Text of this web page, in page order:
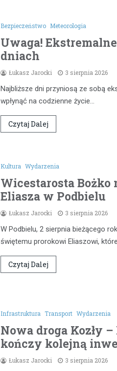
Bezpieczeństwo Meteorologia
Uwaga!
dniach
Łukasz Jarocki 3 sierpnia 2026
Najbliższe dni przyniosą ze sobą
wpłynąć na codzienne życie…
Czytaj Dalej
Kultura Wydarzenia
Wicestarosta
Eliasza w Podbielu
Łukasz Jarocki 3 sierpnia 2026
W Podbielu, 2 sierpnia bieżącego
świętemu prorokowi Eliaszowi,
Czytaj Dalej
Infrastruktura Transport Wydarzenia
Nowa droga Kozły
kończy kolejną
Łukasz Jarocki 3 sierpnia 2026